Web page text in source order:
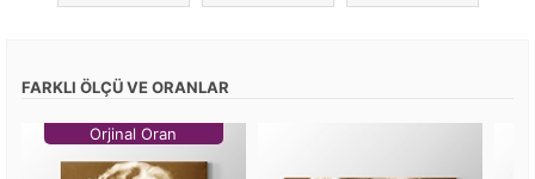
FARKLI ÖLÇÜ VE ORANLAR
Orjinal Oran